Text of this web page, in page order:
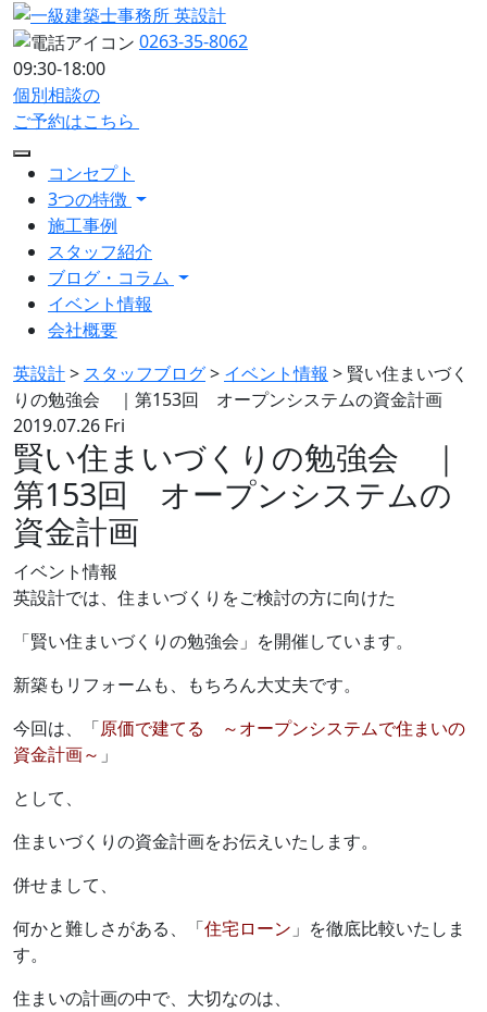
0263-35-8062
09:30-18:00
個別相談の
ご予約はこちら
コンセプト
3つの特徴
施工事例
スタッフ紹介
ブログ・コラム
イベント情報
会社概要
英設計> スタッフブログ> イベント情報 > 賢い住まいづく
りの勉強会 ｜第153回 オープンシステムの資金計画
2019.07.26 Fri
賢い住まいづくりの勉強会 ｜
第153回 オープンシステムの
資金計画
イベント情報
英設計では、住まいづくりをご検討の方に向けた
「賢い住まいづくりの勉強会」を開催しています。
新築もリフォームも、もちろん大丈夫です。
今回は、「原価で建てる ～オープンシステムで住まいの
資金計画～ 」
として、
住まいづくりの資金計画をお伝えいたします。
併せまして、
何かと難しさがある、「住宅ローン」を徹底比較いたしま
す。
住まいの計画の中で、大切なのは、